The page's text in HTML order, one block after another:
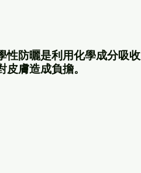
性防曬是利用化學成分吸收
膚造成負擔。